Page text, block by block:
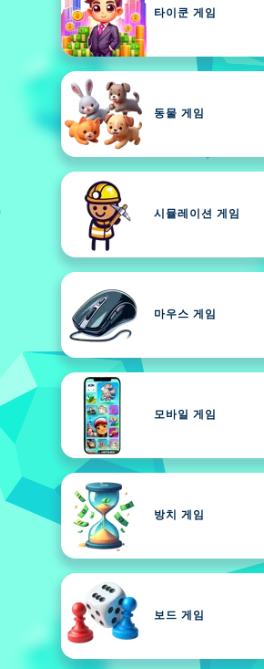
타이쿤 게임
동물 게임
시뮬레이션 게임
마우스 게임
모바일 게임
방치 게임
보드 게임